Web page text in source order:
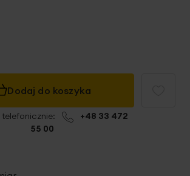
Dodaj do koszyka
+48 33 472
55 00